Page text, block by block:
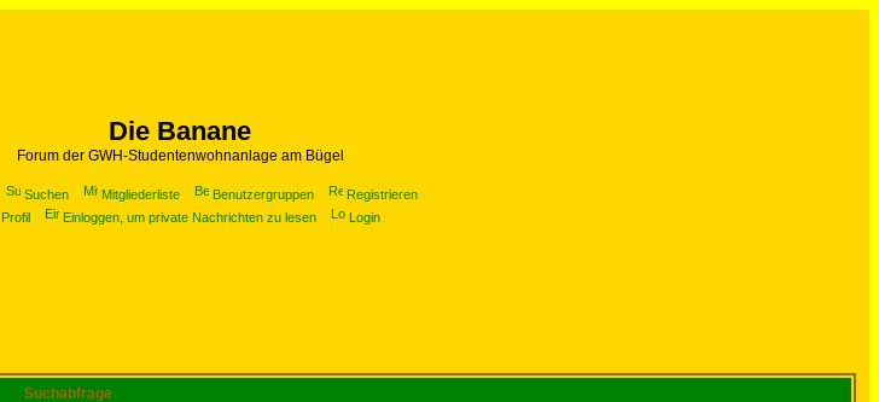
Die Banane
Forum der GWH-Studentenwohnanlage am Bügel
Suchen Mitgliederliste Benutzergruppen
Registrieren
Profil
Einloggen, um private Nachrichten zu lesen Login
Suchabfrage